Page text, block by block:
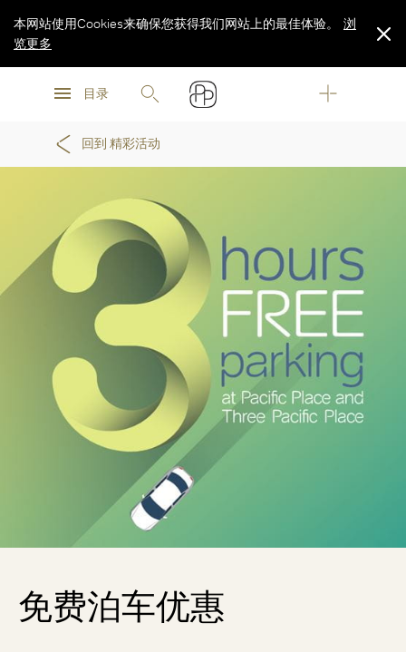
浏
目录
本网站使用Cookies来确保您获得我们网站上的最佳体验。
浏
览更多
回到 精彩活动
免费泊车优惠